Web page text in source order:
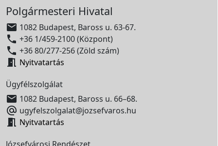
Polgármesteri Hivatal
 1082 Budapest, Baross u. 63-67.
 +36 1/459-2100 (Központ)
 +36 80/277-256 (Zöld szám)
 Nyitvatartás
Ügyfélszolgálat
 1082 Budapest, Baross u. 66–68.
 ugyfelszolgalat@jozsefvaros.hu
 Nyitvatartás